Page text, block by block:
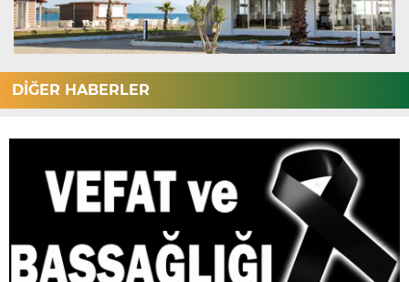
DİĞER HABERLER